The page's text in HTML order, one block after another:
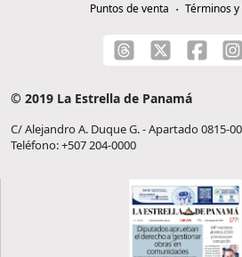
Puntos de venta
Términos
© 2019 La Estrella de Panamá
C/ Alejandro A. Duque G. - Apartado 0815-
Teléfono: +507 204-0000